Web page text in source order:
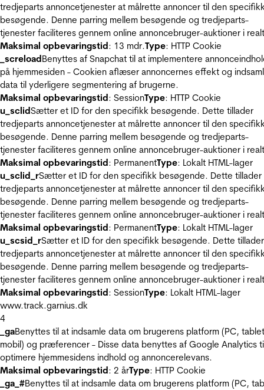
tredjeparts annoncetjenester at målrette annoncer til den
besøgende. Denne parring mellem besøgende og tredjeparts-
tjenester faciliteres gennem online annoncebruger-auktioner i
Maksimal opbevaringstid: 13 mdr.Type: HTTP Cookie
_screloadBenyttes af Snapchat til at implementere
på hjemmesiden - Cookien aflæser annoncernes effekt og
data til yderligere segmentering af brugerne.
Maksimal opbevaringstid: SessionType: HTTP Cookie
u_sclidSætter et ID for den specifikk besøgende. Dette tillader
tredjeparts annoncetjenester at målrette annoncer til den
besøgende. Denne parring mellem besøgende og tredjeparts-
tjenester faciliteres gennem online annoncebruger-auktioner i
Maksimal opbevaringstid: PermanentType: Lokalt HTML-lager
u_sclid_rSætter et ID for den specifikk besøgende. Dette tillader
tredjeparts annoncetjenester at målrette annoncer til den
besøgende. Denne parring mellem besøgende og tredjeparts-
tjenester faciliteres gennem online annoncebruger-auktioner i
Maksimal opbevaringstid: PermanentType: Lokalt HTML-lager
u_scsid_rSætter et ID for den specifikk besøgende. Dette tillader
tredjeparts annoncetjenester at målrette annoncer til den
besøgende. Denne parring mellem besøgende og tredjeparts-
tjenester faciliteres gennem online annoncebruger-auktioner i
Maksimal opbevaringstid: SessionType: Lokalt HTML-lager
www.track.garnius.dk
4
_gaBenyttes til at indsamle data om brugerens platform (PC,
mobil) og præferencer - Disse data benyttes af Google Analytics
optimere hjemmesidens indhold og annoncerelevans.
Maksimal opbevaringstid: 2 årType: HTTP Cookie
_ga_#Benyttes til at indsamle data om brugerens platform (PC,